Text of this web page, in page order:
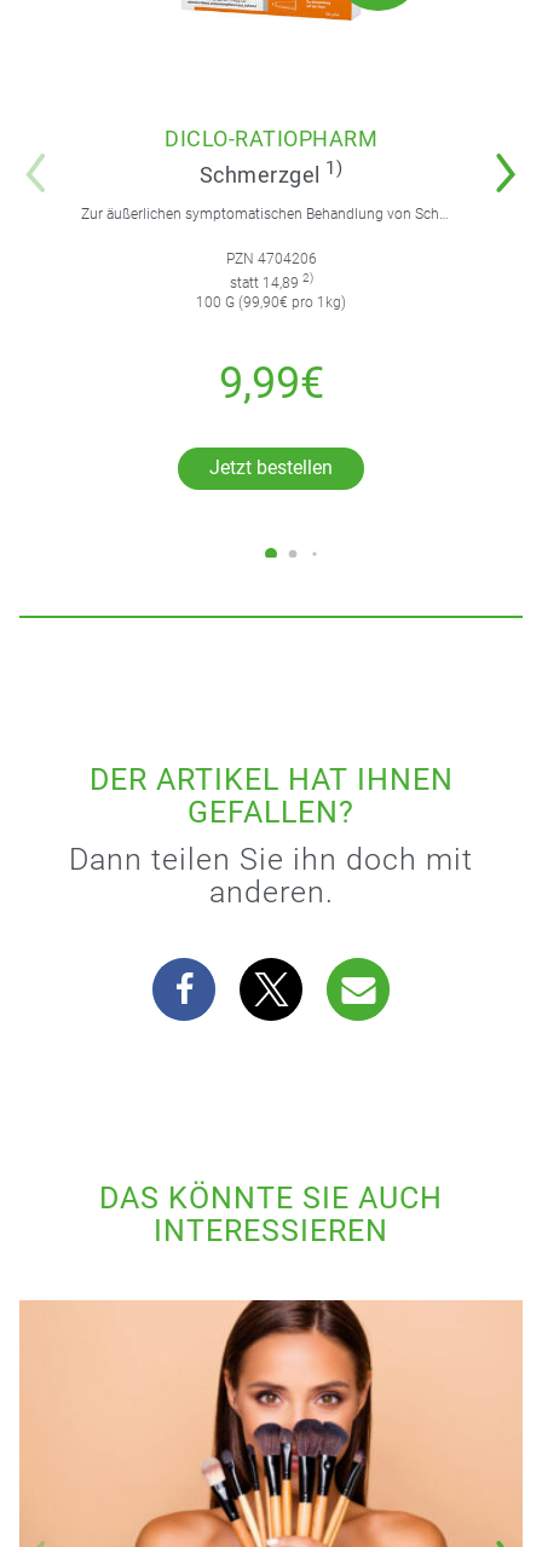
DICLO-RATIOPHARM
Schmerzgel 1)
Zur äußerlichen symptomatischen Behandlung von Schmerzen, Entzündungen und Schwellungen. Für Erwachsene und Jugendliche über 14 Jahre.
PZN 4704206
statt 14,89 2)
100 G (99,90€ pro 1kg)
9,99€
Jetzt bestellen
DER ARTIKEL HAT IHNEN
GEFALLEN?
Dann teilen Sie ihn doch mit
anderen.
DAS KÖNNTE SIE AUCH
INTERESSIEREN